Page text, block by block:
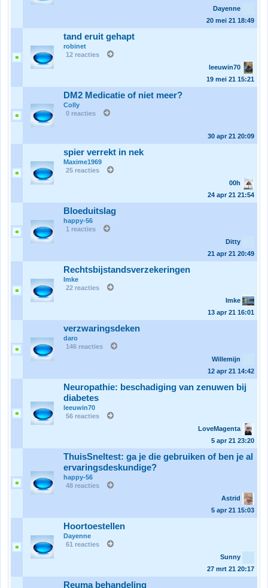
Dayenne
20 mei 21 18:49
tand eruit gehapt
robinet
12 reacties
leeuwin70
19 mei 21 15:21
DM2 Medicatie of niet meer?
Colly
0 reacties
30 apr 21 20:09
spier verrekt in nek
Maxime1969
25 reacties
00h
24 apr 21 21:54
Bloeduitslag
happy-56
1 reacties
Ditty
21 apr 21 20:49
Rechtsbijstandsverzekeringen
Imke
22 reacties
Imke
13 apr 21 16:01
verzwaringsdeken
daro
146 reacties
Willemijn
12 apr 21 14:42
Neuropathie: beschadiging van zenuwen bij
diabetes
leeuwin70
56 reacties
LoveMagenta
5 apr 21 23:20
ThuisSneltest: ga je die gebruiken of ben je al
ervaringsdeskundige?
happy-56
48 reacties
Astrid
5 apr 21 15:03
Hoortoestellen
Dayenne
61 reacties
Sunny
27 mrt 21 20:17
Reuma behandeling